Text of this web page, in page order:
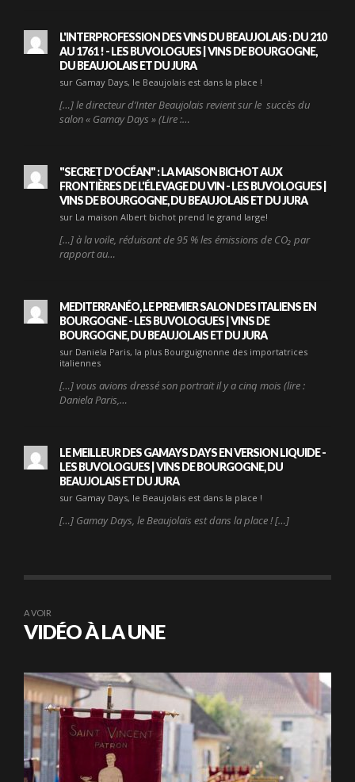
L'INTERPROFESSION DES VINS DU BEAUJOLAIS : DU 210
AU 1761 ! - LES BUVOLOGUES | VINS DE BOURGOGNE,
DU BEAUJOLAIS ET DU JURA
sur Gamay Days, le Beaujolais est dans la place !
[…] le directeur d’Inter Beaujolais revient sur le succès du
salon « Gamay Days » (Lire :…
"SECRET D'OCÉAN" : LA MAISON BICHOT AUX
FRONTIÈRES DE L'ÉLEVAGE DU VIN - LES BUVOLOGUES |
VINS DE BOURGOGNE, DU BEAUJOLAIS ET DU JURA
sur La maison Albert bichot prend le grand large!
[…] à la voile, réduisant de 95 % les émissions de CO₂ par
rapport au…
MEDITERRANÉO, LE PREMIER SALON DES ITALIENS EN
BOURGOGNE - LES BUVOLOGUES | VINS DE
BOURGOGNE, DU BEAUJOLAIS ET DU JURA
sur Daniela Paris, la plus Bourguignonne des importatrices
italiennes
[…] vous avions dressé son portrait il y a cinq mois (lire :
Daniela Paris,…
LE MEILLEUR DES GAMAYS DAYS EN VERSION LIQUIDE -
LES BUVOLOGUES | VINS DE BOURGOGNE, DU
BEAUJOLAIS ET DU JURA
sur Gamay Days, le Beaujolais est dans la place !
[…] Gamay Days, le Beaujolais est dans la place ! […]
A VOIR
VIDÉO À LA UNE